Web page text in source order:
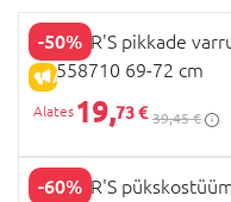
-50%
ALLAHINDLUS
CARTER'S pikkade
1R558710 69-72 cm
19,73 € 39,45 €
-60%
CARTER'S